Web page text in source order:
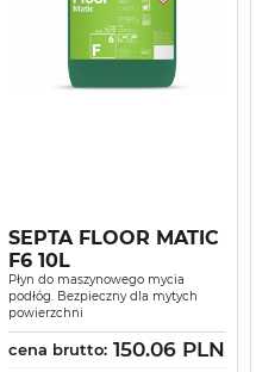
SEPTA FLOOR MATIC
F6 10L
Płyn do maszynowego mycia
podłóg. Bezpieczny dla mytych
powierzchni
cena brutto: 150.06 PLN